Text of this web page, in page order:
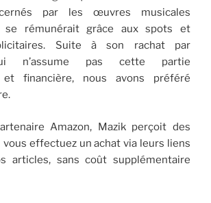
par les œuvres musicales
se rémunérait grâce aux spots et
Suite à son rachat par
n’assume pas cette partie
et financière, nous avons préféré
Amazon, Mazik perçoit des
effectuez un achat via leurs liens
articles, sans coût supplémentaire